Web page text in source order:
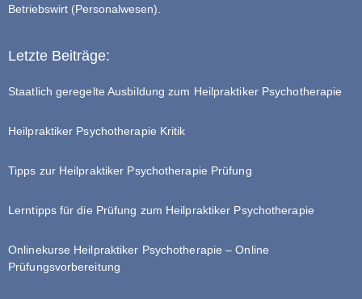
Betriebswirt (Personalwesen).
Letzte Beiträge:
Staatlich geregelte Ausbildung zum Heilpraktiker Psychotherapie
Heilpraktiker Psychotherapie Kritik
Tipps zur Heilpraktiker Psychotherapie Prüfung
Lerntipps für die Prüfung zum Heilpraktiker Psychotherapie
Onlinekurse Heilpraktiker Psychotherapie – Online
Prüfungsvorbereitung